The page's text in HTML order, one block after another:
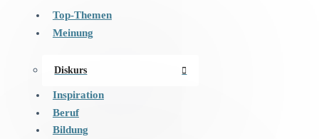
Top-Themen
Meinung
Diskurs
Inspiration
Beruf
Bildung